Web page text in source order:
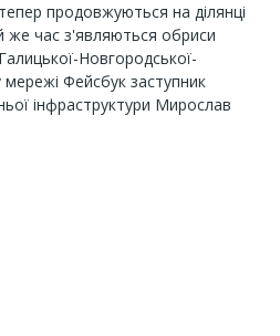
продовжуються на ділянці
же час з'являються обриси
Новгородської-
мережі Фейсбук заступник
інфраструктури Мирослав